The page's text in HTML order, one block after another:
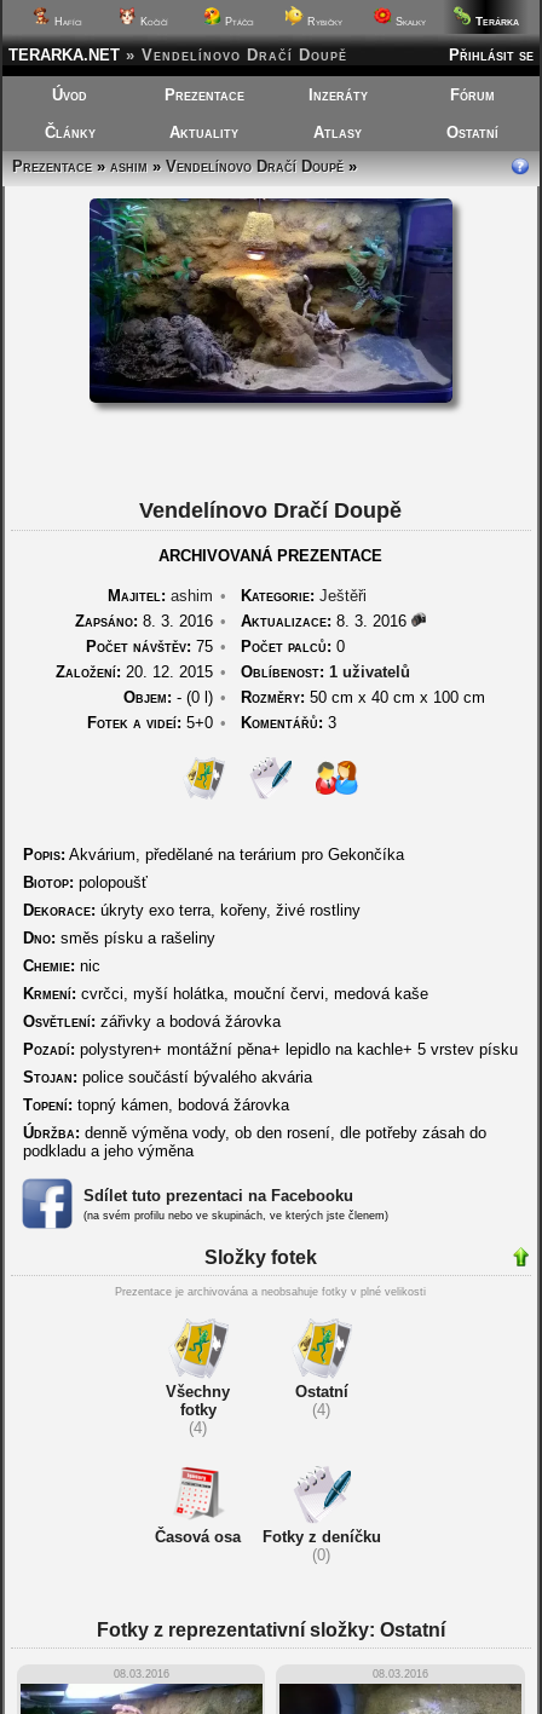
Hafíci Kočičí Ptáčci Rybičky Skalky Terárka
Přihlásit se
TERARKA.NET » Vendelínovo Dračí Doupě
Úvod Prezentace Inzeráty Fórum
Články Aktuality Atlasy
Ostatní
Prezentace»ashim»Vendelínovo Dračí Doupě»
Vendelínovo Dračí Doupě
ARCHIVOVANÁ PREZENTACE
Majitel: ashim • Kategorie: Ještěři
Zapsáno: 8. 3. 2016 • Aktualizace: 8. 3. 2016
Počet návštěv: 75 • Počet palců: 0
Založení: 20. 12. 2015 • Oblíbenost: 1 uživatelů
Objem: - (0 l) • Rozměry: 50 cm x40 cm x 100 cm
Fotek a videí: 5+0 • Komentářů: 3
Popis: Akvárium, předělané na terárium pro Gekončíka
Biotop: polopoušť
Dekorace: úkryty exo terra, kořeny, živé rostliny
Dno: směs písku a rašeliny
Chemie: nic
Krmení: cvrčci, myší holátka, mouční červi, medová kaše
Osvětlení: zářivky a bodová žárovka
Pozadí: polystyren+ montážní pěna+ lepidlo na kachle+ 5 vrstev písku
Stojan: police součástí bývalého akvária
Topení: topný kámen, bodová žárovka
Údržba: denně výměna vody, ob den rosení, dle potřeby zásah do
podkladu a jeho výměna
Sdílet tuto prezentaci na Facebooku
(na svém profilu nebo ve skupinách, ve kterých jste členem)
Složky fotek
Prezentace je archivována a neobsahuje fotky v plné velikosti
Všechny
fotky
(4)
Ostatní
(4)
Časová osa
Fotky z deníčku
(0)
Fotky z reprezentativní složky: Ostatní
08.03.2016 08.03.2016